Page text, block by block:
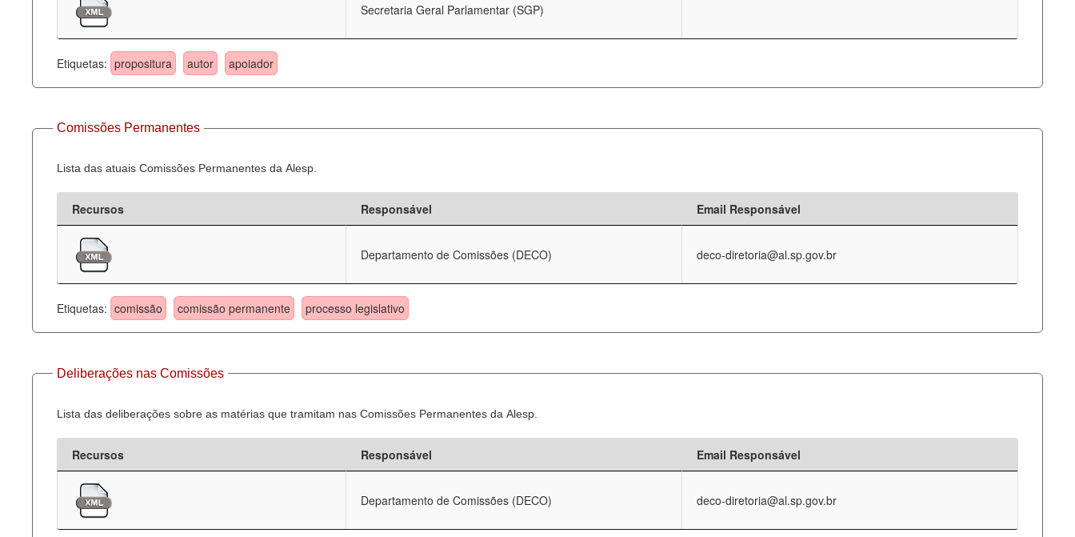
Secretaria Geral Parlamentar (SGP)
Etiquetas: propositura autor apoiador
Comissões Permanentes
Lista das atuais Comissões Permanentes da Alesp.
Recursos Responsável Email Responsável
Departamento de Comissões (DECO) deco-diretoria@al.sp.gov.br
Etiquetas: comissão comissão permanente processo legislativo
Deliberações nas Comissões
Lista das deliberações sobre as matérias que tramitam nas Comissões Permanentes da Alesp.
Recursos Responsável Email Responsável
Departamento de Comissões (DECO) deco-diretoria@al.sp.gov.br